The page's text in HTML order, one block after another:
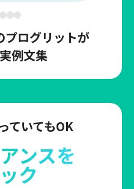
プログリットが
例文集
ていてもOK
ンスを
ク